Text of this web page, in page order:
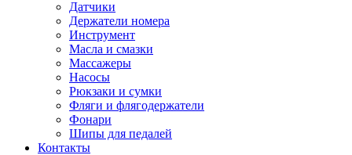
Датчики
Держатели номера
Инструмент
Масла и смазки
Массажеры
Насосы
Рюкзаки и сумки
Фляги и флягодержатели
Фонари
Шипы для педалей
Контакты